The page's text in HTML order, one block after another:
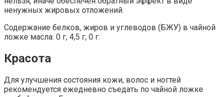
ненужных жировых отложений.
Содержание белков, жиров и углеводов (БЖУ) в чайной
ложке масла: 0 г, 4,5 г, 0 г.
Красота
Для улучшения состояния кожи, волос и ногтей
рекомендуется ежедневно съедать по чайной ложке